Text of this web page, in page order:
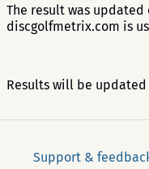
The result was updated
discgolfmetrix.com is
Results will be updated
Support &